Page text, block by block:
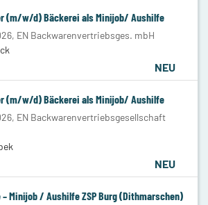
(m/w/d) Bäckerei als Minijob/ Aushilfe
EN Backwarenvertriebsges. mbH
NEU
(m/w/d) Bäckerei als Minijob/ Aushilfe
EN Backwarenvertriebsgesellschaft
NEU
Minijob / Aushilfe ZSP Burg (Dithmarschen)